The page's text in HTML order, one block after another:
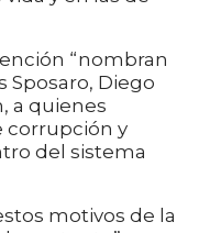
“nombran
Sposaro, Diego
a quienes
corrupción y
del sistema
motivos de la